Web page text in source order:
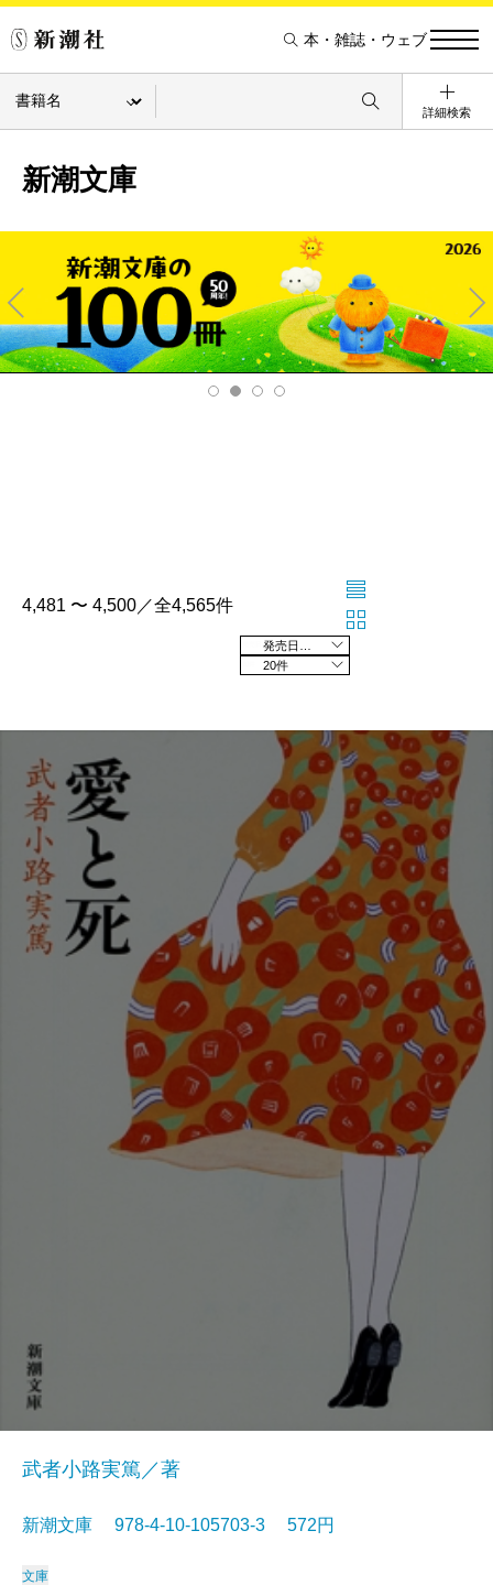
本・雑誌・ウェブ
詳細検索
新潮文庫
Pre
v
Ne
xt
4,481 〜 4,500／全4,565件
20件
武者小路実篤／著
新潮文庫 978-4-10-105703-3 572円
文庫